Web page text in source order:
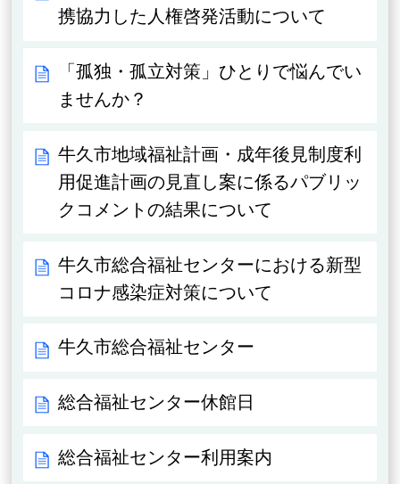
携協力した人権啓発活動について
「孤独・孤立対策」ひとりで悩んでい
ませんか？
牛久市地域福祉計画・成年後見制度利
用促進計画の見直し案に係るパブリッ
クコメントの結果について
牛久市総合福祉センターにおける新型
コロナ感染症対策について
牛久市総合福祉センター
総合福祉センター休館日
総合福祉センター利用案内